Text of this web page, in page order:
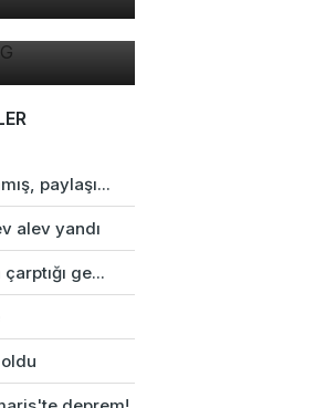
5G
paylaşı...
alev yandı
ge...